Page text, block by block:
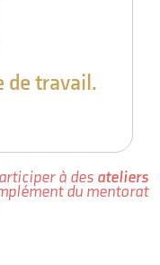
de travail.
à des ateliers
du mentorat